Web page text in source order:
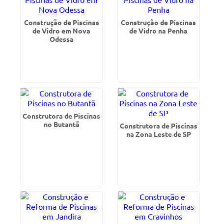
Construção de Piscinas
de Vidro em Nova
Odessa
Construção de Piscinas
de Vidro na Penha
Construtora de Piscinas
no Butantã
Construtora de Piscinas
na Zona Leste de SP